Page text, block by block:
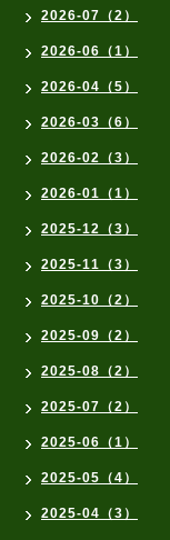
2026-07（2）
2026-06（1）
2026-04（5）
2026-03（6）
2026-02（3）
2026-01（1）
2025-12（3）
2025-11（3）
2025-10（2）
2025-09（2）
2025-08（2）
2025-07（2）
2025-06（1）
2025-05（4）
2025-04（3）